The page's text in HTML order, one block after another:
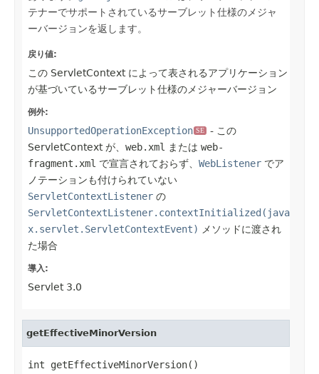
テナーでサポートされているサーブレット仕様のメジャ
ーバージョンを返します。
戻り値:
この ServletContext によって表されるアプリケーション
が基づいているサーブレット仕様のメジャーバージョン
例外:
UnsupportedOperationException SE
- この
ServletContext が、 web.xml または web-
fragment.xml で宣言されておらず、 WebListener でア
ノテーションも付けられていない
ServletContextListener の
ServletContextListener.contextInitialized(java
x.servlet.ServletContextEvent)
メソッドに渡され
た場合
導入:
Servlet 3.0
getEffectiveMinorVersion
int getEffectiveMinorVersion()